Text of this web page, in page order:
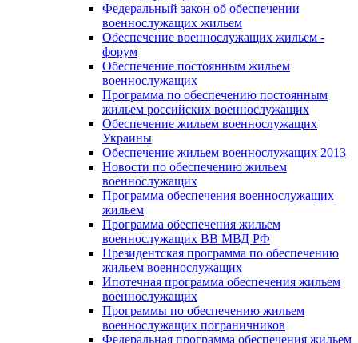
Федеральный закон об обеспечении
военнослужащих жильем
Обеспечение военнослужащих жильем -
форум
Обеспечение постоянным жильем
военнослужащих
Программа по обеспечению постоянным
жильем российских военнослужащих
Обеспечение жильем военнослужащих
Украины
Обеспечение жильем военнослужащих 2013
Новости по обеспечению жильем
военнослужащих
Программа обеспечения военнослужащих
жильем
Программа обеспечения жильем
военнослужащих ВВ МВД РФ
Президентская программа по обеспечению
жильем военнослужащих
Ипотечная программа обеспечения жильем
военнослужащих
Программы по обеспечению жильем
военнослужащих пограничников
Федеральная программа обеспечения жильем